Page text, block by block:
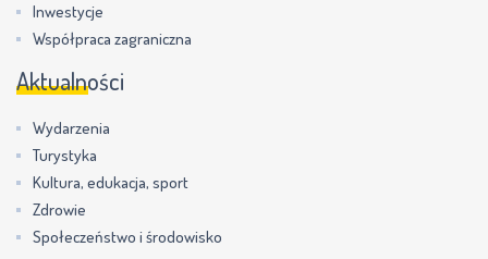
Inwestycje
Współpraca zagraniczna
Aktualności
Wydarzenia
Turystyka
Kultura, edukacja, sport
Zdrowie
Społeczeństwo i środowisko